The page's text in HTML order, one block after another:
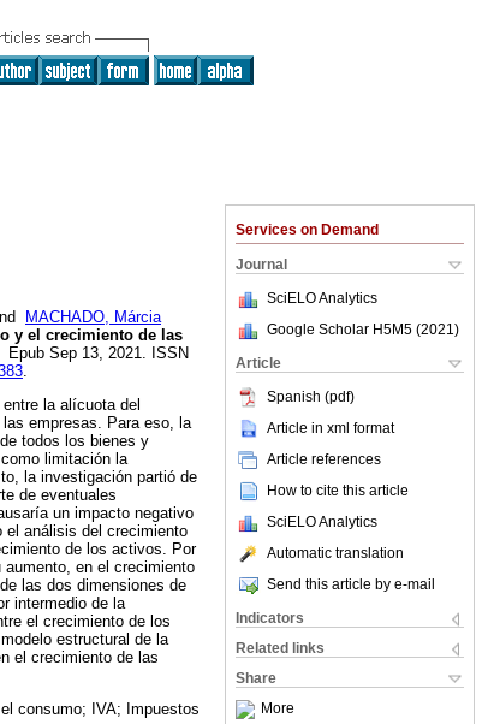
Services on Demand
Journal
SciELO Analytics
Google Scholar H5M5 (2021 )
Article
Spanish (pdf)
Article in xml format
Article references
How to cite this article
SciELO Analytics
Automatic translation
Send this article by e-mail
Indicators
Related links
Share
More
MACHADO, Márcia
y el crecimiento de las
Sep 13, 2021. ISSN
.
la alícuota del
empresas. Para eso, la
todos los bienes y
limitación la
la investigación partió de
de eventuales
un impacto negativo
el análisis del crecimiento
de los activos. Por
en el crecimiento
las dos dimensiones de
intermedio de la
el crecimiento de los
estructural de la
el crecimiento de las
consumo; IVA; Impuestos